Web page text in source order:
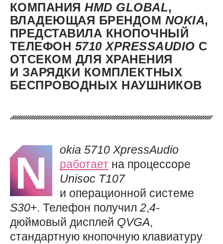
КОМПАНИЯHMD GLOBAL,
ВЛАДЕЮЩАЯ БРЕНДОМ NOKIA,
ПРЕДСТАВИЛА КНОПОЧНЫЙ
ТЕЛЕФОН 5710XPRESSAUDIO С
ОТСЕКОМ ДЛЯ ХРАНЕНИЯ
И ЗАРЯДКИ КОМПЛЕКТНЫХ
БЕСПРОВОДНЫХ НАУШНИКОВ
N okia 5710 XpressAudio
работает на процессоре
Unisoc T107
и операционной системе
S30+​. Телефон получил 2,4-
дюймовый дисплей QVGA,
стандартную кнопочную клавиатуру